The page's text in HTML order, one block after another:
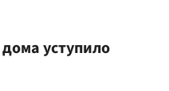
дома уступило